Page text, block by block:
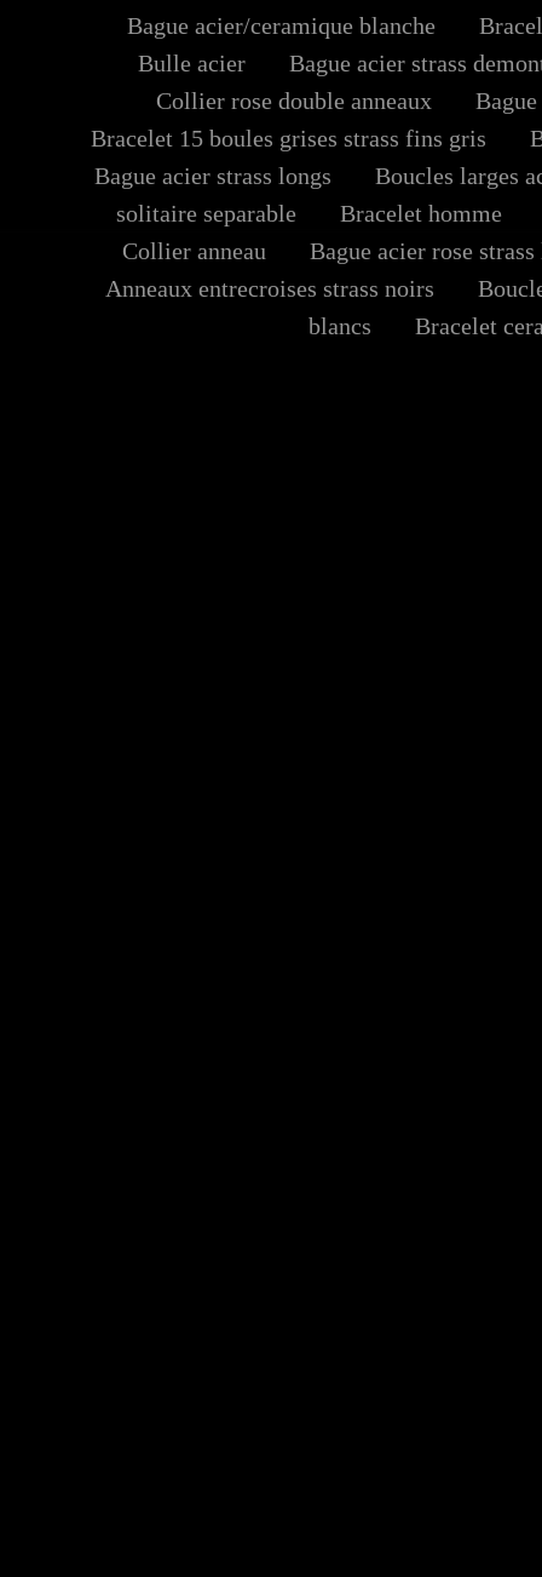
Bague acier/ceramique blanche
Bulle acier
Bague acier strass
Collier rose double anneaux
Bague
Bracelet 15 boules grises strass fins gris
Bague acier strass longs
Boucles larges
solitaire separable
Bracelet homme
Collier anneau
Bague acier rose strass
Anneaux entrecroises strass noirs
blancs
Bracelet